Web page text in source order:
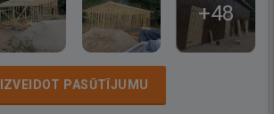
+48
IZVEIDOT PASŪTĪJUMU